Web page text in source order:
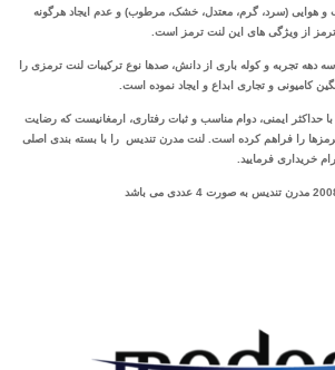
هوایی (سرد، گرم، معتدل، خشک، مرطوب) و عدم ایجاد هرگونه
از ویژگی های این لنت ترمز است.
تجربه و کوله باری از دانش، صدها نوع ترکیبات لنت ترمزی را
کامیونی و تجاری ابداع و ایجاد نموده است.
حداکثر ایمنی، دوام مناسب و ثبات رفتاری، ارمغانیست که رضایت
را فراهم کرده است. لنت مدرن تندیس را با بسته بندی اصلی
خریداری فرمایید.